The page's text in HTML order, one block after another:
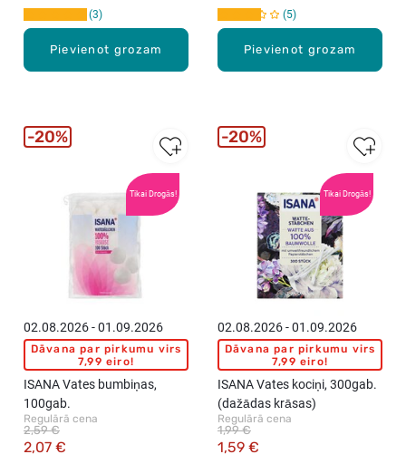
a
b
Pievienot grozam
3
Pievienot grozam
5
Tikai Drogās!
02.08.2026 - 01.09.2026
Dāvana par pirkumu virs
7,99 eiro!
ISANA Vates bumbiņas,
100gab.
Regulārā cena
2,07 €
2,59 €
20%
Tikai Drogās!
02.08.2026 - 01.09.2026
Dāvana par pirkumu virs
7,99 eiro!
ISANA Vates kociņi, 300gab.
(dažādas krāsas)
Regulārā cena
1,59 €
1,99 €
20%